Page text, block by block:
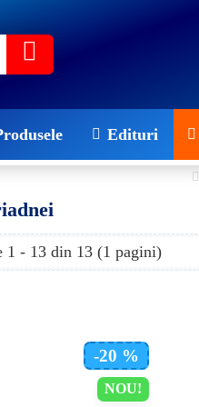
Edituri
1 - 13 din 13 (1 pagini)
NOU!
-20 %